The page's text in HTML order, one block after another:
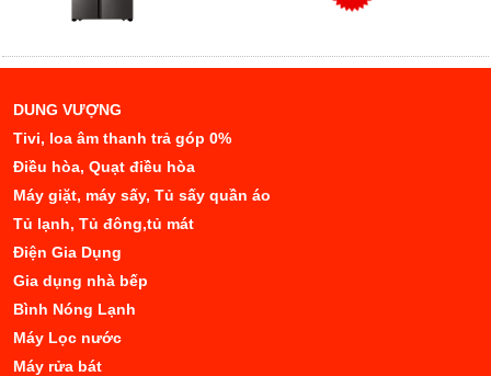
DUNG VƯỢNG
Tivi, loa âm thanh trả góp 0%
Điều hòa, Quạt điều hòa
Máy giặt, máy sấy, Tủ sấy quần áo
Tủ lạnh, Tủ đông,tủ mát
Điện Gia Dụng
Gia dụng nhà bếp
Bình Nóng Lạnh
Máy Lọc nước
Máy rửa bát